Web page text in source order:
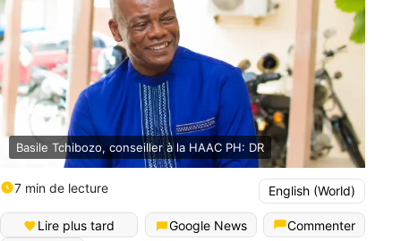
Basile Tchibozo, conseiller à la HAAC PH: DR
7 min de lecture English (World)
Lire plus tard Google News
Commenter